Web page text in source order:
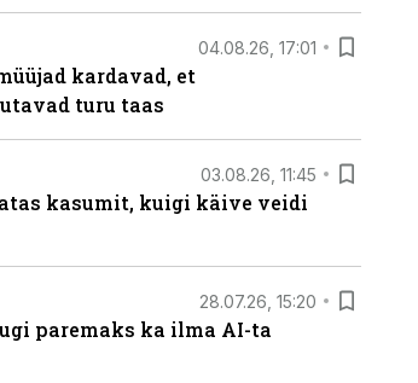
04.08.26, 17:01
kardavad, et
turu taas
03.08.26, 11:45
kasumit, kuigi käive veidi
28.07.26, 15:20
paremaks ka ilma AI-ta